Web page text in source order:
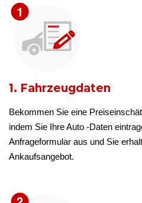
1. Fahrzeugdaten
Bekommen Sie eine
indem Sie Ihre Auto -Daten
Anfrageformular aus und Sie
Ankaufsangebot.